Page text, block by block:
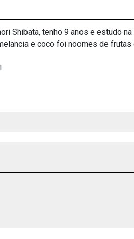
Shibata, tenho 9 anos e estudo
e coco foi noomes de